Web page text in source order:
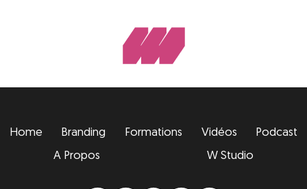
Home Branding Formations Vidéos
Podcast
A Propos
W Studio